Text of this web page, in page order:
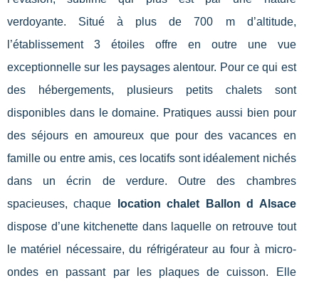
verdoyante. Situé à plus de 700 m d’altitude,
l’établissement 3 étoiles offre en outre une vue
exceptionnelle sur les paysages alentour. Pour ce qui est
des hébergements, plusieurs petits chalets sont
disponibles dans le domaine. Pratiques aussi bien pour
des séjours en amoureux que pour des vacances en
famille ou entre amis, ces locatifs sont idéalement nichés
dans un écrin de verdure. Outre des chambres
spacieuses, chaque
location chalet Ballon d Alsace
dispose d’une kitchenette dans laquelle on retrouve tout
le matériel nécessaire, du réfrigérateur au four à micro-
ondes en passant par les plaques de cuisson. Elle